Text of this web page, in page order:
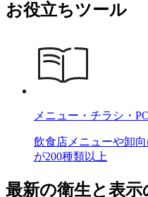
お役立ちツール
メニュー・チラシ・
飲食店メニューや卸
が200種類以上
最新の衛生と表